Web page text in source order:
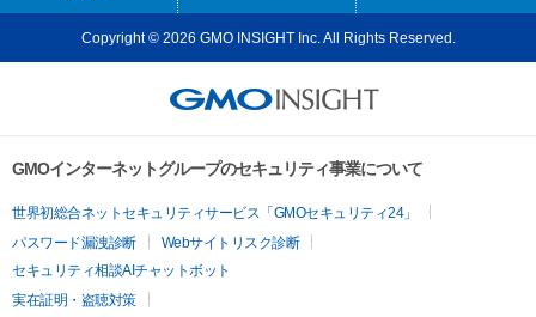
Copyright © 2026 GMO INSIGHT Inc. All Rights Reserved.
GMOインターネットグループのセキュリティ事業について
世界初総合ネットセキュリティサービス「GMOセキュリティ24」
パスワード漏洩診断
Webサイトリスク診断
セキュリティ相談AIチャットボット
実在証明・盗聴対策